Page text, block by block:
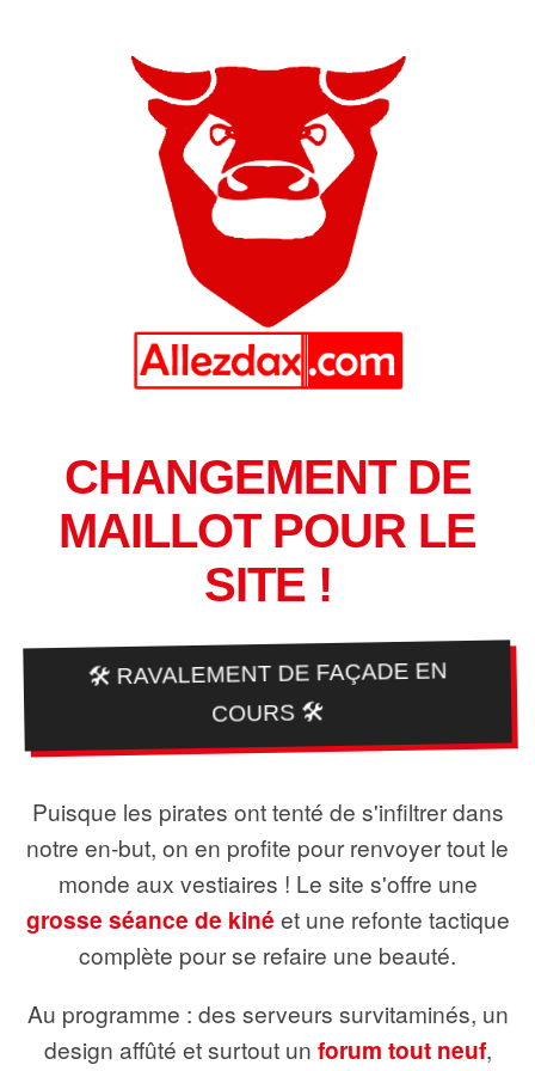
CHANGEMENT DE
MAILLOT POUR LE
SITE !
🛠️ RAVALEMENT DE FAÇADE EN
COURS 🛠️
Puisque les pirates ont tenté de s'infiltrer dans
notre en-but, on en profite pour renvoyer tout le
monde aux vestiaires ! Le site s'offre une
grosse séance de kiné et une refonte tactique
complète pour se refaire une beauté.
Au programme : des serveurs survitaminés, un
design affûté et surtout un forum tout neuf,